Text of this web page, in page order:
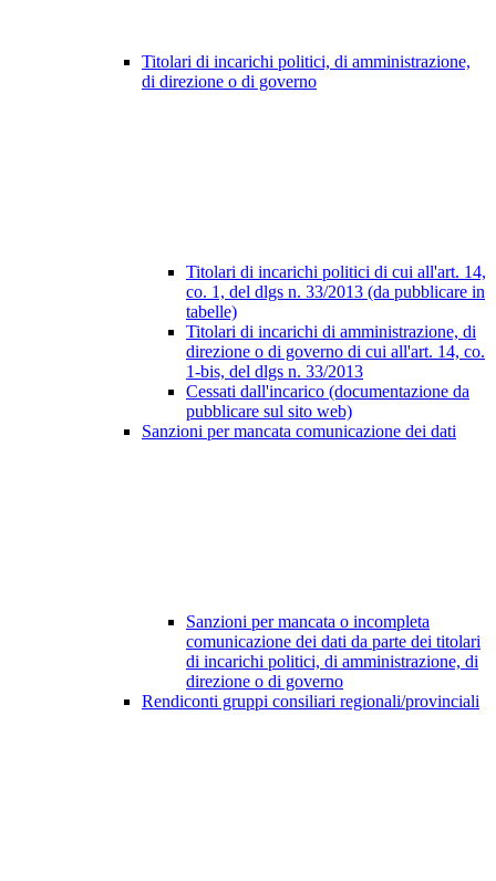
Titolari di incarichi politici, di amministrazione,
di direzione o di governo
Titolari di incarichi politici di cui all'art. 14,
co. 1, del dlgs n. 33/2013 (da pubblicare in
tabelle)
Titolari di incarichi di amministrazione, di
direzione o di governo di cui all'art. 14, co.
1-bis, del dlgs n. 33/2013
Cessati dall'incarico (documentazione da
pubblicare sul sito web)
Sanzioni per mancata comunicazione dei dati
Sanzioni per mancata o incompleta
comunicazione dei dati da parte dei titolari
di incarichi politici, di amministrazione, di
direzione o di governo
Rendiconti gruppi consiliari regionali/provinciali